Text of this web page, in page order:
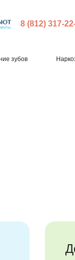
8 (812) 317-
зубов